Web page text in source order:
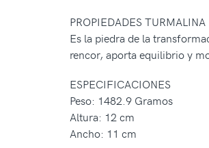
PROPIEDADES TURMALINA
Es la piedra de la
rencor, aporta equilibrio y
ESPECIFICACIONES
Peso: 1482.9 Gramos
Altura: 12 cm
Ancho: 11 cm